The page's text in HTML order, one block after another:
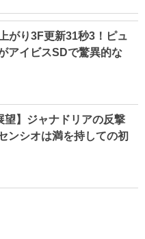
がり3F更新31秒3！ピュ
アイビスSDで驚異的な
望】ジャナドリアの反撃
シオは満を持しての初